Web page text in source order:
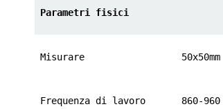
Parametri fisici
Misurare 50x50mm
Frequenza di lavoro 860-960